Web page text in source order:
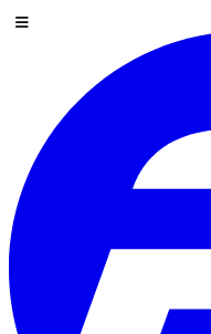
Sla over naar inhoud